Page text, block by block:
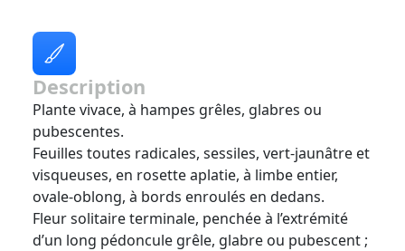
Description
Plante vivace, à hampes grêles, glabres ou
pubescentes.
Feuilles toutes radicales, sessiles, vert-jaunâtre et
visqueuses, en rosette aplatie, à limbe entier,
ovale-oblong, à bords enroulés en dedans.
Fleur solitaire terminale, penchée à l’extrémité
d’un long pédoncule grêle, glabre ou pubescent ;